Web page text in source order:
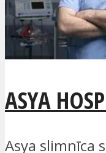
ASYA
Asya slimnīca